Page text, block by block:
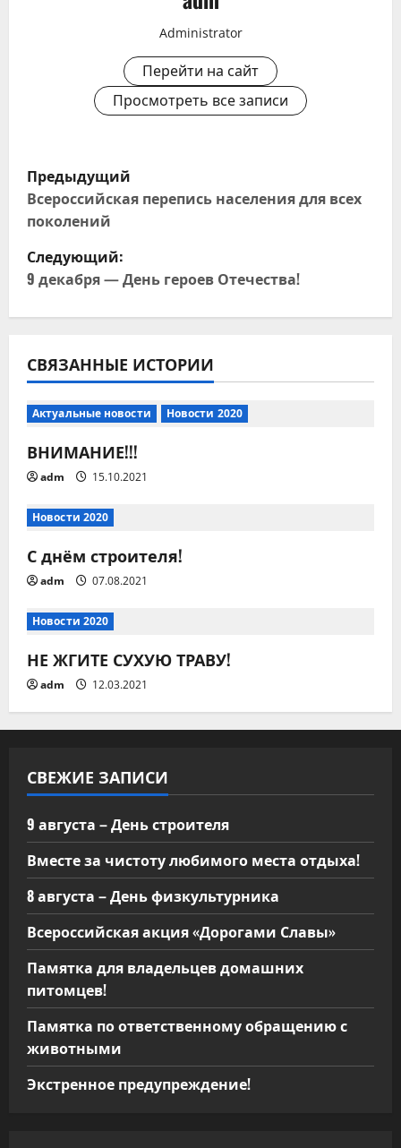
Administrator
Перейти на сайт
Просмотреть все записи
Н
а
в
и
г
а
ц
и
я
п
о
з
а
п
и
с
я
м
Предыдущий
Всероссийская перепись населения для всех
поколений
Следующий:
9 декабря — День героев Отечества!
СВЯЗАННЫЕ ИСТОРИИ
Актуальные новости Новости 2020
ВНИМАНИЕ!!!
adm 15.10.2021
Новости 2020
С днём строителя!
adm 07.08.2021
Новости 2020
НЕ ЖГИТЕ СУХУЮ ТРАВУ!
adm 12.03.2021
СВЕЖИЕ ЗАПИСИ
9 августа – День строителя
Вместе за чистоту любимого места отдыха!
8 августа – День физкультурника
Всероссийская акция «Дорогами Славы»
Памятка для владельцев домашних
питомцев!
Памятка по ответственному обращению с
животными
Экстренное предупреждение!